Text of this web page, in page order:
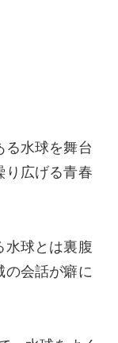
る水球を舞台
り広げる青春
水球とは裏腹
の会話が癖に